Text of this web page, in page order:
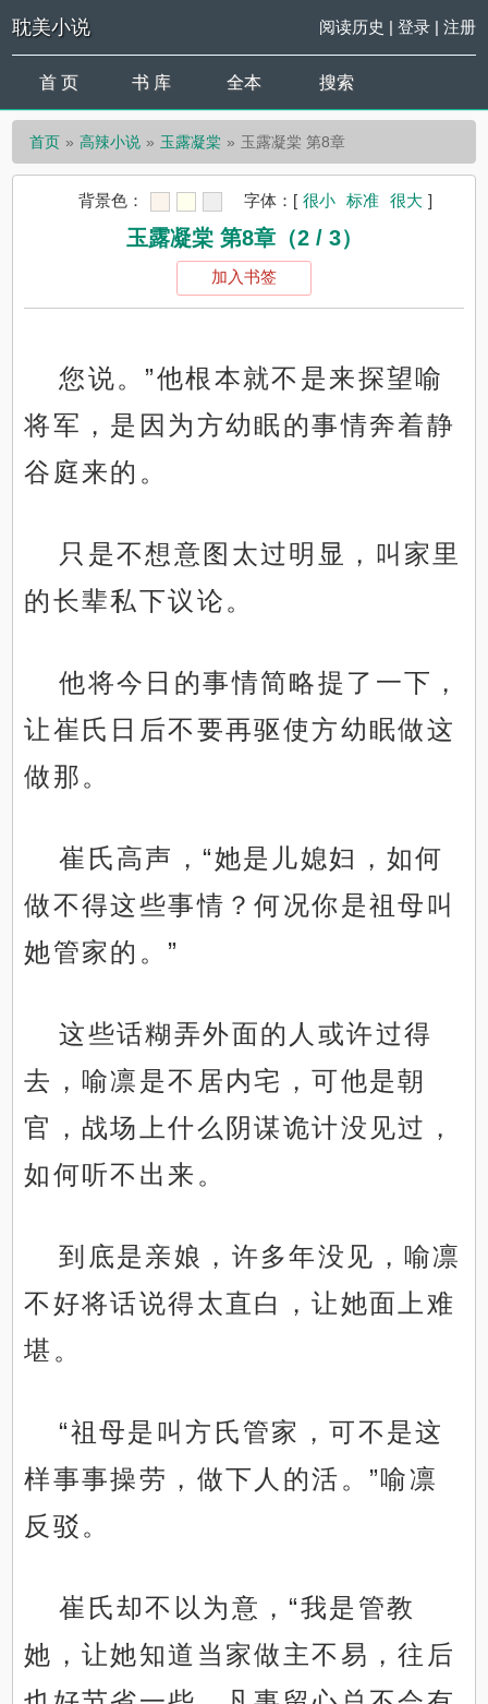
耽美小说 阅读历史 | 登录| 注册
首 页 书 库 全本 搜索
首页 高辣小说 玉露凝棠 玉露凝棠 第8章
背景色： 字体： [ 很小 标准 很大 ]
玉露凝棠 第8章（2 / 3）
加入书签
您说。”他根本就不是来探望喻
将军，是因为方幼眠的事情奔着静
谷庭来的。
只是不想意图太过明显，叫家里
的长辈私下议论。
他将今日的事情简略提了一下，
让崔氏日后不要再驱使方幼眠做这
做那。
崔氏高声，“她是儿媳妇，如何
做不得这些事情？何况你是祖母叫
她管家的。”
这些话糊弄外面的人或许过得
去，喻凛是不居内宅，可他是朝
官，战场上什么阴谋诡计没见过，
如何听不出来。
到底是亲娘，许多年没见，喻凛
不好将话说得太直白，让她面上难
堪。
“祖母是叫方氏管家，可不是这
样事事操劳，做下人的活。”喻凛
反驳。
崔氏却不以为意，“我是管教
她，让她知道当家做主不易，往后